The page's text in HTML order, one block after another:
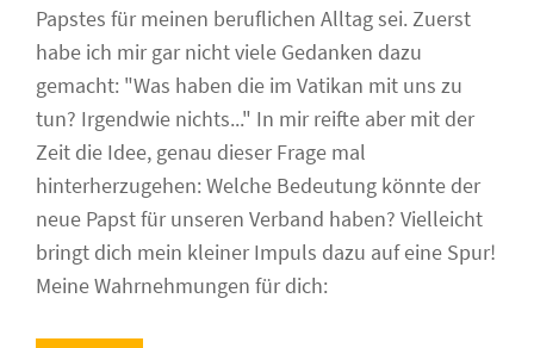
Papstes für meinen beruflichen Alltag sei. Zuerst
habe ich mir gar nicht viele Gedanken dazu
gemacht: "Was haben die im Vatikan mit uns zu
tun? Irgendwie nichts..." In mir reifte aber mit der
Zeit die Idee, genau dieser Frage mal
hinterherzugehen: Welche Bedeutung könnte der
neue Papst für unseren Verband haben? Vielleicht
bringt dich mein kleiner Impuls dazu auf eine Spur!
Meine Wahrnehmungen für dich: